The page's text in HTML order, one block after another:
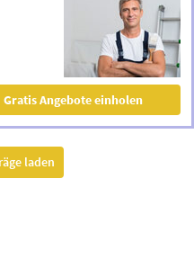
Gratis Angebote einholen
laden